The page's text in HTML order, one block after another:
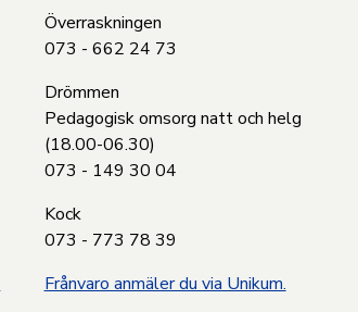
Överraskningen
073 - 662 24 73
Drömmen
Pedagogisk omsorg natt och helg
(18.00-06.30)
073 - 149 30 04
Kock
073 - 773 78 39
Frånvaro anmäler du via Unikum.